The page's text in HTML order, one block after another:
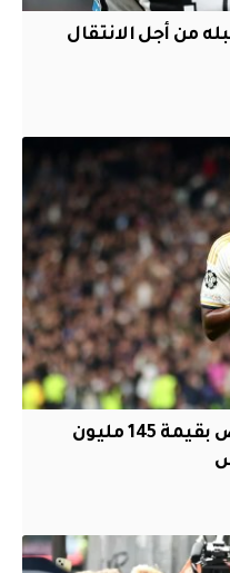
من أجل الانتقال
آرسنال يستعد لتقديم عرض بقيمة 145 مليون